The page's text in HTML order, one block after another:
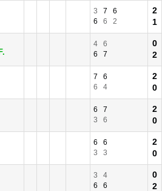
3 7
6
6
6 2
2
1
4
6
6
7
0
2
7
6
6
4
2
0
6
7
3
6
2
0
6
6
3
3
2
0
3
4
6
6
0
2